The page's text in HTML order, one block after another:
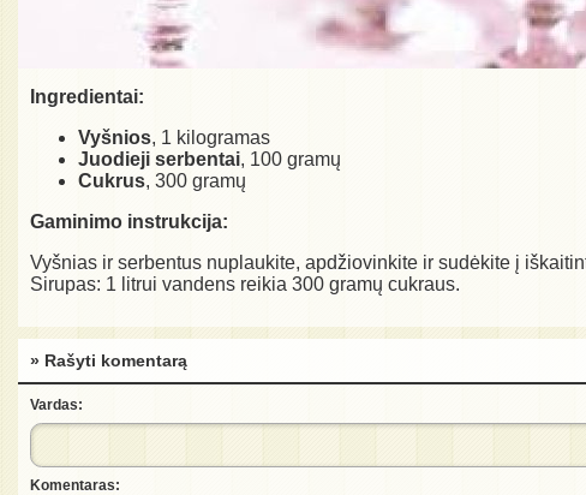
Ingredientai:
Vyšnios, 1 kilogramas
Juodieji serbentai, 100 gramų
Cukrus, 300 gramų
Gaminimo instrukcija:
Vyšnias ir serbentus nuplaukite, apdžiovinkite ir sudėkite į
Sirupas: 1 litrui vandens reikia 300 gramų cukraus.
» Rašyti komentarą
Vardas:
Komentaras: